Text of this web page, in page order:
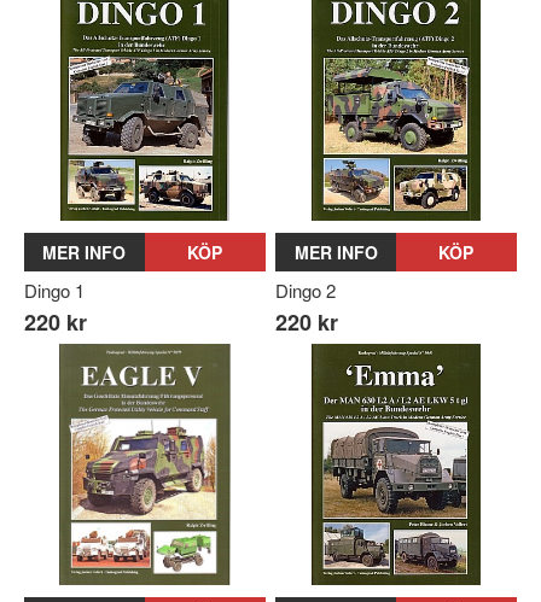
MER INFO KÖP
Dingo 1
220 kr
MER INFO KÖP
Dingo 2
220 kr